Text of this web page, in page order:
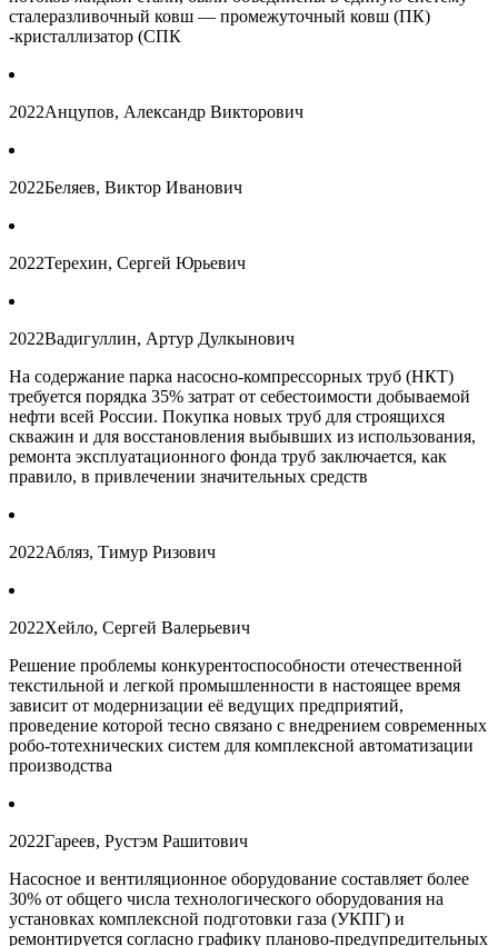
сталеразливочный ковш — промежуточный ковш (ПК)
-кристаллизатор (СПК
2022Анцупов, Александр Викторович
2022Беляев, Виктор Иванович
2022Терехин, Сергей Юрьевич
2022Вадигуллин, Артур Дулкынович
На содержание парка насосно-компрессорных труб (НКТ)
требуется порядка 35% затрат от себестоимости добываемой
нефти всей России. Покупка новых труб для строящихся
скважин и для восстановления выбывших из использования,
ремонта эксплуатационного фонда труб заключается, как
правило, в привлечении значительных средств
2022Абляз, Тимур Ризович
2022Хейло, Сергей Валерьевич
Решение проблемы конкурентоспособности отечественной
текстильной и легкой промышленности в настоящее время
зависит от модернизации её ведущих предприятий,
проведение которой тесно связано с внедрением современных
робо-тотехнических систем для комплексной автоматизации
производства
2022Гареев, Рустэм Рашитович
Насосное и вентиляционное оборудование составляет более
30% от общего числа технологического оборудования на
установках комплексной подготовки газа (УКПГ) и
ремонтируется согласно графику планово-предупредительных